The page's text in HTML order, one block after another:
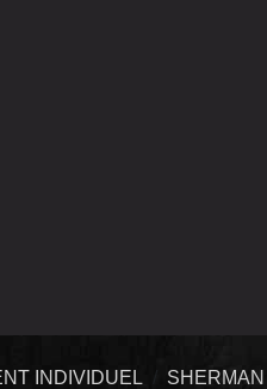
INDIVIDUEL SHERMAN